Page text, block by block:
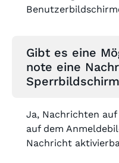
Gibt es eine
note eine
Ja, Nachrichten
auf dem
Nachricht